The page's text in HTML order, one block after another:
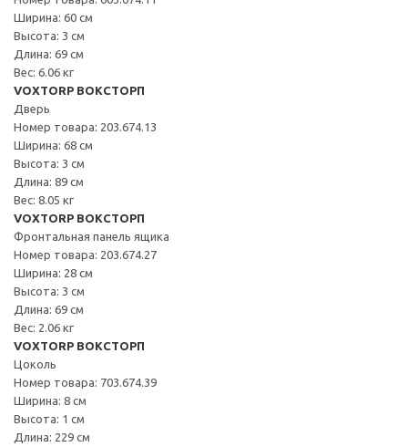
Ширина: 60 см
Высота: 3 см
Длина: 69 см
Вес: 6.06 кг
VOXTORP ВОКСТОРП
Дверь
Номер товара: 203.674.13
Ширина: 68 см
Высота: 3 см
Длина: 89 см
Вес: 8.05 кг
VOXTORP ВОКСТОРП
Фронтальная панель ящика
Номер товара: 203.674.27
Ширина: 28 см
Высота: 3 см
Длина: 69 см
Вес: 2.06 кг
VOXTORP ВОКСТОРП
Цоколь
Номер товара: 703.674.39
Ширина: 8 см
Высота: 1 см
Длина: 229 см